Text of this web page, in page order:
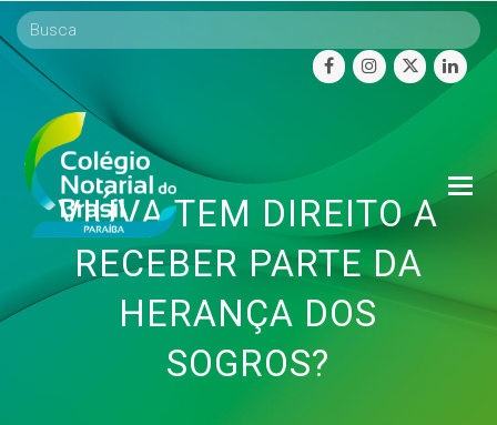
facebookinstagram
twitter
VIÚVA TEM DIREITO A
RECEBER PARTE DA
HERANÇA DOS
SOGROS?